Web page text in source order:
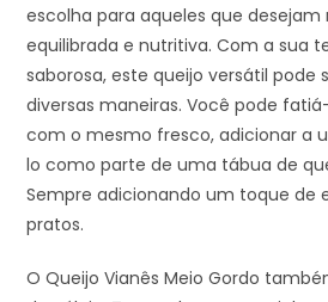
escolha para aqueles que
equilibrada e nutritiva. Com a sua
saborosa, este queijo versátil pode
diversas maneiras. Você pode
com o mesmo fresco, adicionar a
lo como parte de uma tábua de
Sempre adicionando um toque de
pratos.
O Queijo Vianês Meio Gordo